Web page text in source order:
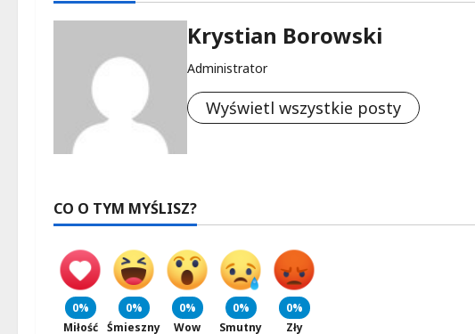
Krystian Borowski
Administrator
Wyświetl wszystkie posty
CO O TYM MYŚLISZ?
0%
Miłość
0%
Śmieszny
0%
Wow
0%
Smutny
0%
Zły